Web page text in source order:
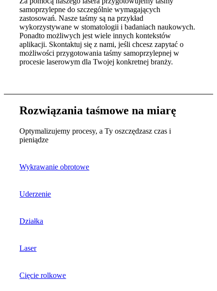
samoprzylepne do szczególnie wymagających
zastosowań. Nasze taśmy są na przykład
wykorzystywane w stomatologii i badaniach naukowych.
Ponadto możliwych jest wiele innych kontekstów
aplikacji. Skontaktuj się z nami, jeśli chcesz zapytać o
możliwości przygotowania taśmy samoprzylepnej w
procesie laserowym dla Twojej konkretnej branży.
Rozwiązania taśmowe na miarę
Optymalizujemy procesy, a Ty oszczędzasz czas i
pieniądze
Wykrawanie obrotowe
Uderzenie
Działka
Laser
Cięcie rolkowe